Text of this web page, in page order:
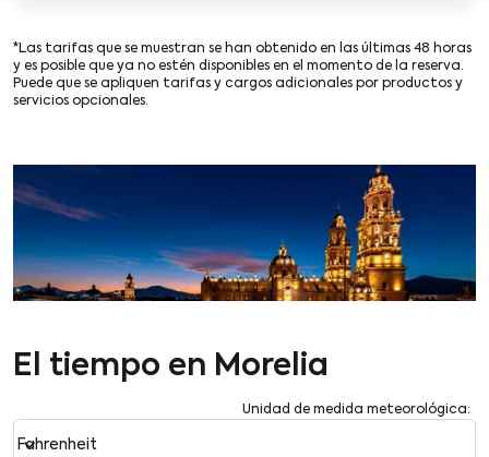
*Las tarifas que se muestran se han obtenido en las últimas 48 horas
y es posible que ya no estén disponibles en el momento de la reserva.
Puede que se apliquen tarifas y cargos adicionales por productos y
servicios opcionales.
El tiempo en Morelia
Unidad de medida meteorológica:
Weather unit option Fahrenheit Selected
Fahrenheit
keyboard_arrow_down